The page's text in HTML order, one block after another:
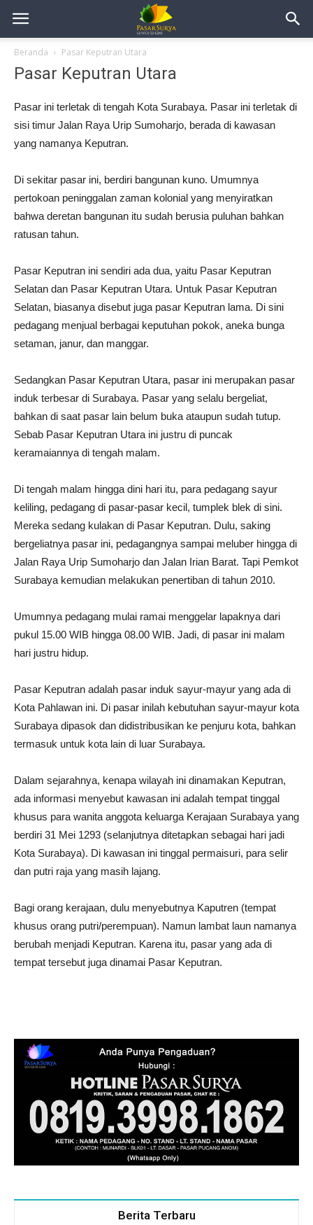
Beranda Pasar Keputran Utara
Pasar Keputran Utara
Pasar ini terletak di tengah Kota Surabaya. Pasar ini terletak di
sisi timur Jalan Raya Urip Sumoharjo, berada di kawasan
yang namanya Keputran.
Di sekitar pasar ini, berdiri bangunan kuno. Umumnya
pertokoan peninggalan zaman kolonial yang menyiratkan
bahwa deretan bangunan itu sudah berusia puluhan bahkan
ratusan tahun.
Pasar Keputran ini sendiri ada dua, yaitu Pasar Keputran
Selatan dan Pasar Keputran Utara. Untuk Pasar Keputran
Selatan, biasanya disebut juga pasar Keputran lama. Di sini
pedagang menjual berbagai keputuhan pokok, aneka bunga
setaman, janur, dan manggar.
Sedangkan Pasar Keputran Utara, pasar ini merupakan pasar
induk terbesar di Surabaya. Pasar yang selalu bergeliat,
bahkan di saat pasar lain belum buka ataupun sudah tutup.
Sebab Pasar Keputran Utara ini justru di puncak
keramaiannya di tengah malam.
Di tengah malam hingga dini hari itu, para pedagang sayur
keliling, pedagang di pasar-pasar kecil, tumplek blek di sini.
Mereka sedang kulakan di Pasar Keputran. Dulu, saking
bergeliatnya pasar ini, pedagangnya sampai meluber hingga di
Jalan Raya Urip Sumoharjo dan Jalan Irian Barat. Tapi Pemkot
Surabaya kemudian melakukan penertiban di tahun 2010.
Umumnya pedagang mulai ramai menggelar lapaknya dari
pukul 15.00 WIB hingga 08.00 WIB. Jadi, di pasar ini malam
hari justru hidup.
Pasar Keputran adalah pasar induk sayur-mayur yang ada di
Kota Pahlawan ini. Di pasar inilah kebutuhan sayur-mayur kota
Surabaya dipasok dan didistribusikan ke penjuru kota, bahkan
termasuk untuk kota lain di luar Surabaya.
Dalam sejarahnya, kenapa wilayah ini dinamakan Keputran,
ada informasi menyebut kawasan ini adalah tempat tinggal
khusus para wanita anggota keluarga Kerajaan Surabaya yang
berdiri 31 Mei 1293 (selanjutnya ditetapkan sebagai hari jadi
Kota Surabaya). Di kawasan ini tinggal permaisuri, para selir
dan putri raja yang masih lajang.
Bagi orang kerajaan, dulu menyebutnya Kaputren (tempat
khusus orang putri/perempuan). Namun lambat laun namanya
berubah menjadi Keputran. Karena itu, pasar yang ada di
tempat tersebut juga dinamai Pasar Keputran.
Berita Terbaru